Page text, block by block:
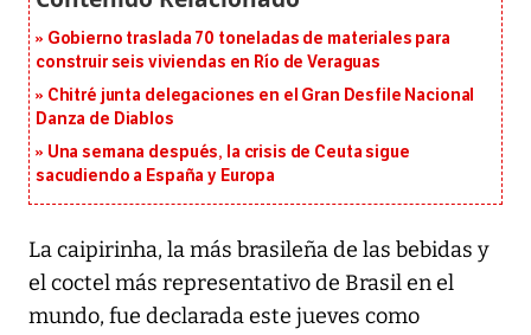
Gobierno traslada 70 toneladas de materiales para
construir seis viviendas en Río de Veraguas
Chitré junta delegaciones en el Gran Desfile Nacional
Danza de Diablos
Una semana después, la crisis de Ceuta sigue
sacudiendo a España y Europa
La caipirinha, la más brasileña de las bebidas y
el coctel más representativo de Brasil en el
mundo, fue declarada este jueves como